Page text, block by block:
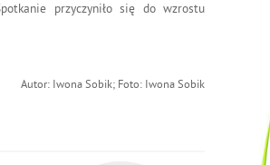
przyczyniło się do wzrostu
Autor: Iwona Sobik; Foto: Iwona Sobik